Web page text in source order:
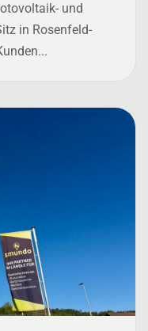
und
in Rosenfeld-